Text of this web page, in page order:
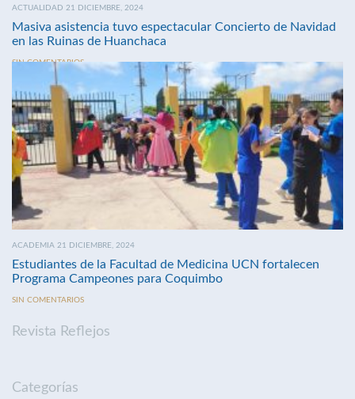
ACTUALIDAD 21 DICIEMBRE, 2024
Masiva asistencia tuvo espectacular Concierto de Navidad
en las Ruinas de Huanchaca
SIN COMENTARIOS
ACADEMIA 21 DICIEMBRE, 2024
Estudiantes de la Facultad de Medicina UCN fortalecen
Programa Campeones para Coquimbo
SIN COMENTARIOS
Revista Reflejos
Categorías